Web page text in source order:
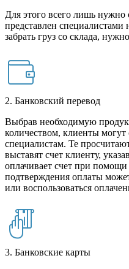
Для этого всего лишь нужно
представлен
забрать груз со склада,
2. Банковский перевод
Выбрав необходимую
количеством, клиенты могут
специалистам. Те
выставят счет клиенту,
оплачивает счет при помощи
подтверждения оплаты
или воспользоваться
3. Банковские карты